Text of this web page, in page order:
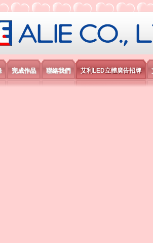
際電子有限公司
完成作品 聯絡我們 艾利LED立體廣告招牌